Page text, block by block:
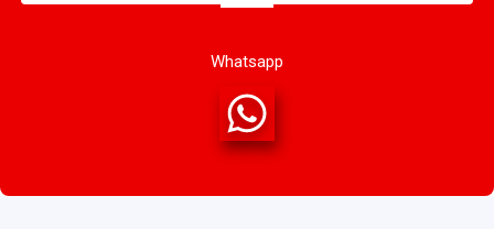
Whatsapp